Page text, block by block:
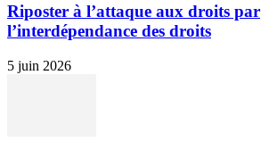
Riposter à l’attaque aux droits par
l’interdépendance des droits
5 juin 2026